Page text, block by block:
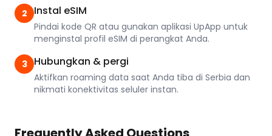
2 Instal eSIM
Pindai kode QR atau gunakan aplikasi UpApp untuk
menginstal profil eSIM di perangkat Anda.
3 Hubungkan & pergi
Aktifkan roaming data saat Anda tiba di Serbia dan
nikmati konektivitas seluler instan.